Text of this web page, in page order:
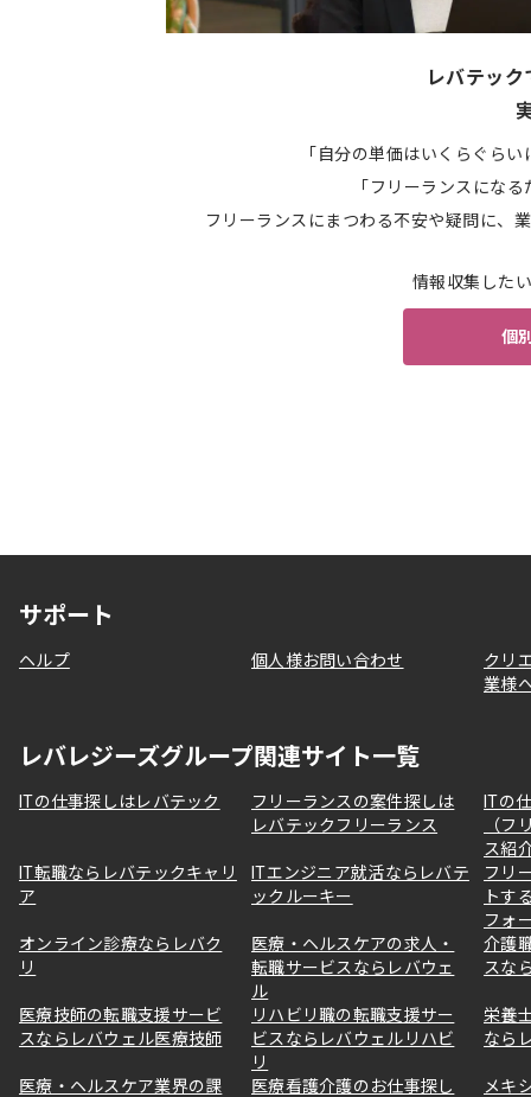
レバテッ
「自分の単価はいくらぐら
「フリーランスにな
フリーランスにまつわる不安や疑問に、
情報収集した
個
サポート
ヘルプ 個人様お問い合わせ
クリ
業様
レバレジーズグループ関連サイト一覧
ITの仕事探しはレバテック
フリーランスの案件探しは
レバテックフリーランス
ITの
（フ
ス紹
IT転職ならレバテックキャリ
ア
ITエンジニア就活ならレバテ
ックルーキー
フリ
トす
フォ
オンライン診療ならレバク
リ
医療・ヘルスケアの求人・
転職サービスならレバウェ
ル
介護
スな
医療技師の転職支援サービ
スならレバウェル医療技師
リハビリ職の転職支援サー
ビスならレバウェルリハビ
リ
栄養
なら
医療・ヘルスケア業界の課
医療看護介護のお仕事探し
メキ